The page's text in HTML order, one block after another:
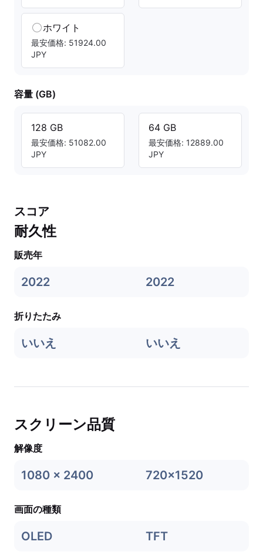
ホワイト
最安価格: 51924.00
JPY
容量 (GB)
128 GB
最安価格: 51082.00
JPY
64 GB
最安価格: 12889.00
JPY
スコア
耐久性
販売年
2022 2022
折りたたみ
いいえ いいえ
スクリーン品質
解像度
1080 x 2400 720x1520
画面の種類
OLED TFT